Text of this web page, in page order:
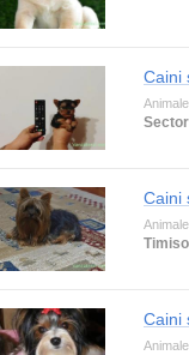
Caini
Caini
Caini